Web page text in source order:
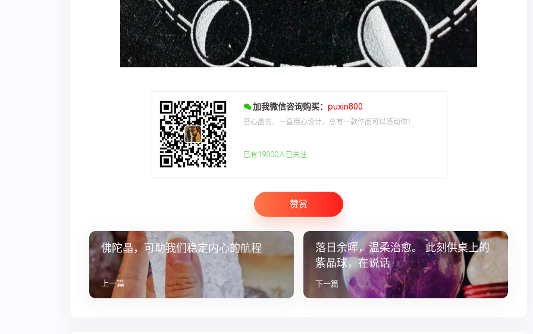
加我微信咨询购买： puxin800
菩心晶舍，一直用心设计，总有一款作品可以感动你！
已有19000人已关注
赞赏
佛陀晶，可助我们稳定内心的航程
上一篇
落日余晖，温柔治愈。 此刻供桌上的
紫晶球，在说话
下一篇